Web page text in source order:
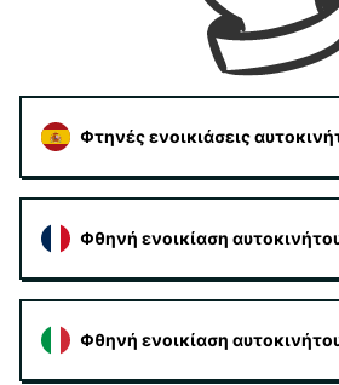
Φτηνές ενοικιάσεις
Φθηνή ενοικίαση
Φθηνή ενοικίαση